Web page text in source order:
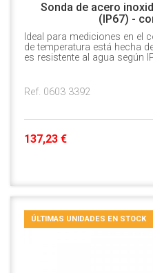
Sonda de acero
(IP67) -
Ideal para mediciones en el
de temperatura está hecha
es resistente al agua según
Ref. 0603 3392
137,23 €
ÚLTIMAS UNIDADES EN STOCK